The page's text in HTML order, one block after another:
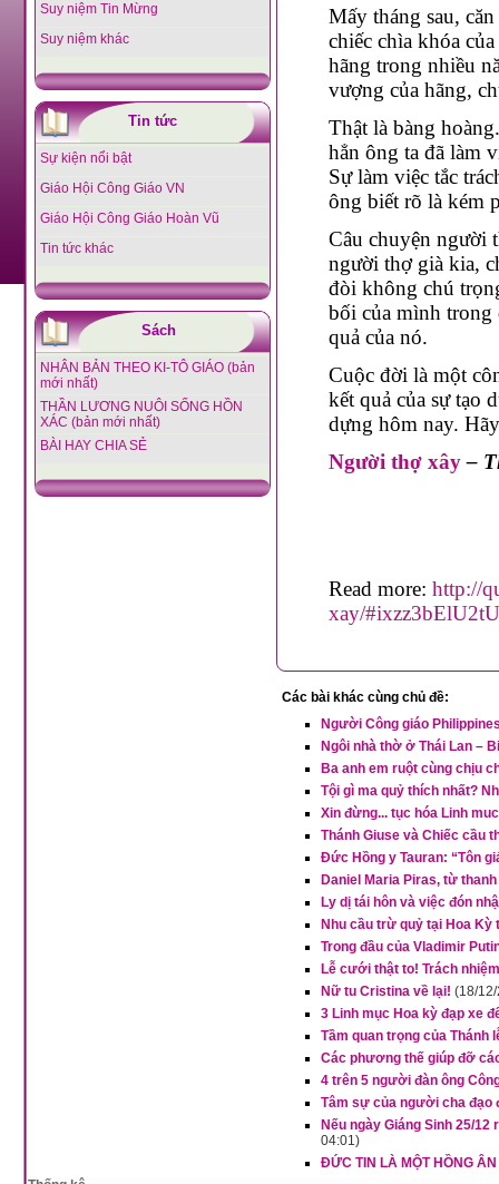
Suy niệm Tin Mừng
Suy niệm khác
Tin tức
Sự kiện nổi bật
Giáo Hội Công Giáo VN
Giáo Hội Công Giáo Hoàn Vũ
Tin tức khác
Sách
NHÂN BẢN THEO KI-TÔ GIÁO (bản
mới nhất)
THẦN LƯƠNG NUÔI SỐNG HỒN
XÁC (bản mới nhất)
BÀI HAY CHIA SẺ
Mấy tháng sau,
chiếc chìa khóa
hãng trong nhiều
vượng của hãng,
Thật là bàng
hẳn ông ta đã làm
Sự làm việc tắc
ông biết rõ là kém
Câu chuyện người
người thợ già kia,
đòi không chú
bối của mình trong
quả của nó.
Cuộc đời là một
kết quả của sự tạo
dựng hôm nay.
Người thợ xây–
Read more: http://
xay/
Các bài khác cùng chủ đề:
Người Công giáo
Ngôi nhà thờ ở Thái Lan –
Ba anh em ruột cùng chịu
Tội gì ma quỷ thích nhất?
Xin đừng... tục hóa Linh
Thánh Giuse và Chiếc cầu
Đức Hồng y Tauran: “Tôn
Daniel Maria Piras, từ
Ly dị tái hôn và việc đón
Nhu cầu trừ quỷ tại Hoa Kỳ
Trong đầu của Vladimir
Lễ cưới thật to! Trách
Nữ tu Cristina về lại! (18/
3 Linh mục Hoa kỳ đạp xe
Tầm quan trọng của Thánh
Các phương thế giúp đỡ
4 trên 5 người đàn ông
Tâm sự của người cha đạo
Nếu ngày Giáng Sinh 25/
04:01)
ĐỨC TIN LÀ MỘT HỒNG ÂN